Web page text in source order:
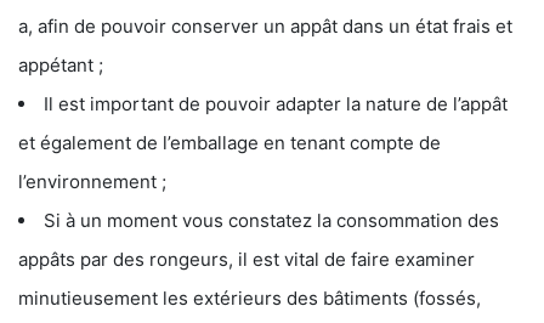
a, afin de pouvoir conserver un appât dans un état frais et
appétant ;
Il est important de pouvoir adapter la nature de l’appât
et également de l’emballage en tenant compte de
l’environnement ;
Si à un moment vous constatez la consommation des
appâts par des rongeurs, il est vital de faire examiner
minutieusement les extérieurs des bâtiments (fossés,